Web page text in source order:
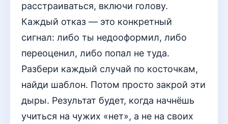
расстраиваться, включи голову.
Каждый отказ — это конкретный
сигнал: либо ты недооформил, либо
переоценил, либо попал не туда.
Разбери каждый случай по косточкам,
найди шаблон. Потом просто закрой эти
дыры. Результат будет, когда начнёшь
учиться на чужих «нет», а не на своих